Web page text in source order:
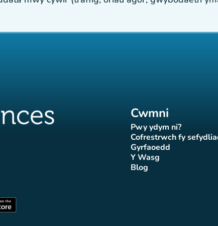
Cwmni
Pwy ydym ni?
(tab newydd)
Cofrestrwch fy
(tab
Gyrfaoedd(tab newydd)
Y Wasg(tab newydd)
Blog(tab newydd)